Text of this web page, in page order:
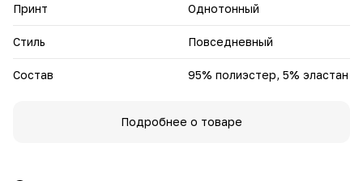
Принт Однотонный
Стиль Повседневный
Состав 95% полиэстер, 5% эластан
Подробнее о товаре